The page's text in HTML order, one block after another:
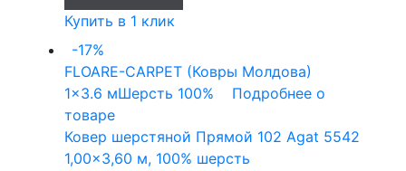
Купить в 1 клик
-17%
FLOARE-CARPET (Ковры Молдова)
1x3.6 мШерсть 100%
Подробнее о
товаре
Ковер шерстяной Прямой 102 Agat 5542
1,00×3,60 м, 100% шерсть